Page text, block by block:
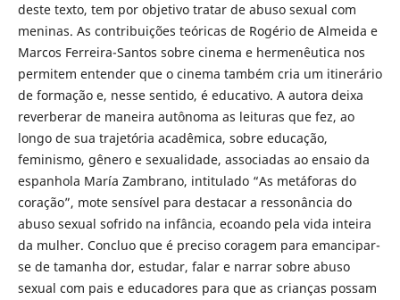
deste texto, tem por objetivo tratar de abuso sexual com
meninas. As contribuições teóricas de Rogério de Almeida e
Marcos Ferreira-Santos sobre cinema e hermenêutica nos
permitem entender que o cinema também cria um itinerário
de formação e, nesse sentido, é educativo. A autora deixa
reverberar de maneira autônoma as leituras que fez, ao
longo de sua trajetória acadêmica, sobre educação,
feminismo, gênero e sexualidade, associadas ao ensaio da
espanhola María Zambrano, intitulado “As metáforas do
coração”, mote sensível para destacar a ressonância do
abuso sexual sofrido na infância, ecoando pela vida inteira
da mulher. Concluo que é preciso coragem para emancipar-
se de tamanha dor, estudar, falar e narrar sobre abuso
sexual com pais e educadores para que as crianças possam